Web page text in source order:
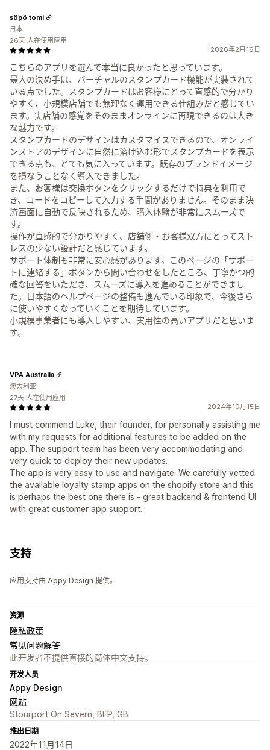
2026年2月16日
こちらのアプリを選んで本当に良かったと思っています。
最大の決め手は、バーチャルのスタンプカード機能が実装されて
いる点でした。スタンプカードはお客様にとって直感的で分かり
やすく、小規模店舗でも無理なく運用できる仕組みだと感じてい
ます。実店舗の感覚をそのままオンラインに再現できるのは大き
な魅力です。
スタンプカードのデザインはカスタマイズできるので、オンライ
ンストアのデザインに自然に溶け込む形でスタンプカードを表示
できる点も、とても気に入っています。既存のブランドイメージ
を損なうことなく導入できました。
また、お客様は交換ボタンをクリックするだけで特典を利用で
き、コードをコピーして入力する手間がありません。そのまま決
済画面に自動で反映されるため、購入体験が非常にスムーズで
す。
操作が直感的で分かりやすく、店舗側・お客様双方にとってスト
レスの少ない設計だと感じています。
サポート体制も非常に安心感があります。このページの「サポー
トに連絡する」ボタンから問い合わせをしたところ、丁寧かつ的
確な回答をいただき、スムーズに導入を進めることができまし
た。日本語のヘルプページの整備も進んでいる印象で、今後さら
に使いやすくなっていくことを期待しています。
小規模事業者にも導入しやすい、実用性の高いアプリだと思いま
す。
söpö tomi
日本
26天 人在使用应用
2024年10月15日
I must commend Luke, their founder, for personally assisting me
with my requests for additional features to be added on the
app. The support team has been very accommodating and
very quick to deploy their new updates.
The app is very easy to use and navigate. We carefully vetted
the available loyalty stamp apps on the shopify store and this
is perhaps the best one there is - great backend & frontend UI
with great customer app support.
VPA Australia
澳大利亚
27天 人在使用应用
支持
应用支持由 Appy Design 提供。
资源
隐私政策
常见问题解答
此开发者不提供直接的简体中文支持。
开发人员
Appy Design
网站
Stourport On Severn, BFP, GB
推出日期
2022年11月14日